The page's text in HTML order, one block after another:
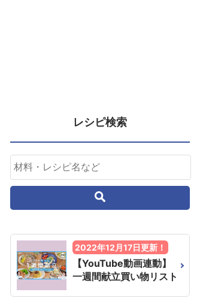
レシピ検索
2022年12月17日更新！
【YouTube動画連動】
一週間献立買い物リスト